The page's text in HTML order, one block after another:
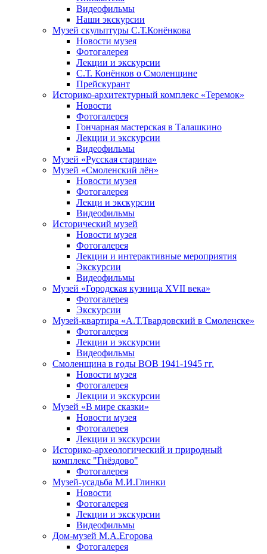
Видеофильмы
Наши экскурсии
Музей скульптуры С.Т.Конёнкова
Новости музея
Фотогалерея
Лекции и экскурсии
С.Т. Конёнков о Смоленщине
Прейскурант
Историко-архитектурный комплекс «Теремок»
Новости
Фотогалерея
Гончарная мастерская в Талашкино
Лекции и экскурсии
Видеофильмы
Музей «Русская старина»
Музей «Смоленский лён»
Новости музея
Фотогалерея
Лекци и экскурсии
Видеофильмы
Исторический музей
Новости музея
Фотогалерея
Лекции и интерактивные мероприятия
Экскурсии
Видеофильмы
Музей «Городская кузница XVII века»
Фотогалерея
Экскурсии
Музей-квартира «А.Т.Твардовский в Смоленске»
Фотогалерея
Лекции и экскурсии
Видеофильмы
Смоленщина в годы ВОВ 1941-1945 гг.
Новости музея
Фотогалерея
Лекции и экскурсии
Музей «В мире сказки»
Новости музея
Фотогалерея
Лекции и экскурсии
Историко-археологический и природный
комплекс "Гнёздово"
Фотогалерея
Музей-усадьба М.И.Глинки
Новости
Фотогалерея
Лекции и экскурсии
Видеофильмы
Дом-музей М.А.Егорова
Фотогалерея